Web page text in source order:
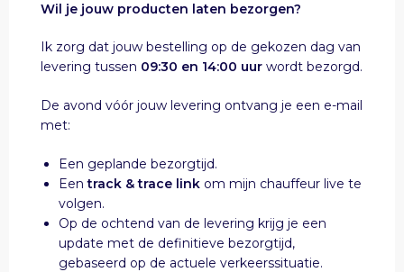
Wil je jouw producten laten bezorgen?
Ik zorg dat jouw bestelling op de gekozen dag van
levering tussen 09:30 en 14:00 uur wordt bezorgd.
De avond vóór jouw levering ontvang je een e-mail
met:
Een geplande bezorgtijd.
Eentrack & trace link om mijn chauffeur live te
volgen.
Op de ochtend van de levering krijg je een
update met de definitieve bezorgtijd,
gebaseerd op de actuele verkeerssituatie.